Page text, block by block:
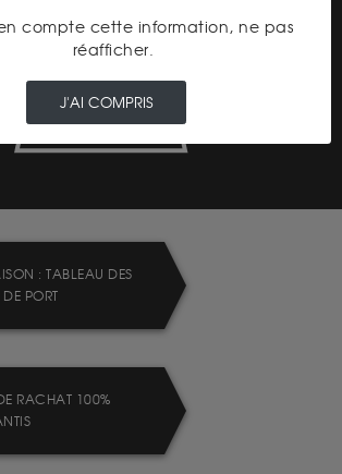
: TABLEAU DES
DE PORT
RACHAT 100%
compte cette information, ne pas
réafficher.
J'AI COMPRIS